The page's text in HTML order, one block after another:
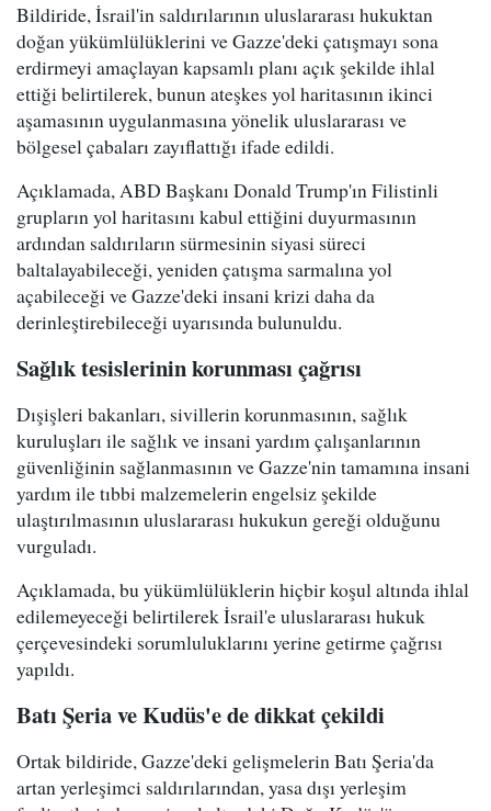
Bildiride, İsrail'in saldırılarının uluslararası hukuktan
doğan yükümlülüklerini ve Gazze'deki çatışmayı sona
erdirmeyi amaçlayan kapsamlı planı açık şekilde ihlal
ettiği belirtilerek, bunun ateşkes yol haritasının ikinci
aşamasının uygulanmasına yönelik uluslararası ve
bölgesel çabaları zayıflattığı ifade edildi.
Açıklamada, ABD Başkanı Donald Trump'ın Filistinli
grupların yol haritasını kabul ettiğini duyurmasının
ardından saldırıların sürmesinin siyasi süreci
baltalayabileceği, yeniden çatışma sarmalına yol
açabileceği ve Gazze'deki insani krizi daha da
derinleştirebileceği uyarısında bulunuldu.
Sağlık tesislerinin korunması çağrısı
Dışişleri bakanları, sivillerin korunmasının, sağlık
kuruluşları ile sağlık ve insani yardım çalışanlarının
güvenliğinin sağlanmasının ve Gazze'nin tamamına insani
yardım ile tıbbi malzemelerin engelsiz şekilde
ulaştırılmasının uluslararası hukukun gereği olduğunu
vurguladı.
Açıklamada, bu yükümlülüklerin hiçbir koşul altında ihlal
edilemeyeceği belirtilerek İsrail'e uluslararası hukuk
çerçevesindeki sorumluluklarını yerine getirme çağrısı
yapıldı.
Batı Şeria ve Kudüs'e de dikkat çekildi
Ortak bildiride, Gazze'deki gelişmelerin Batı Şeria'da
artan yerleşimci saldırılarından, yasa dışı yerleşim